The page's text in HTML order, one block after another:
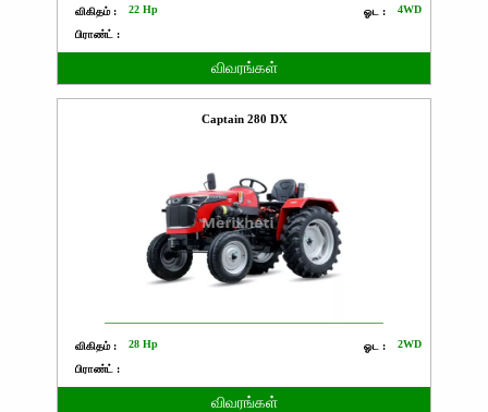
விகிதம் : 22 Hp ஓட : 4WD
பிராண்ட் :
விவரங்கள்
Captain 280 DX
விகிதம் : 28 Hp ஓட : 2WD
பிராண்ட் :
விவரங்கள்